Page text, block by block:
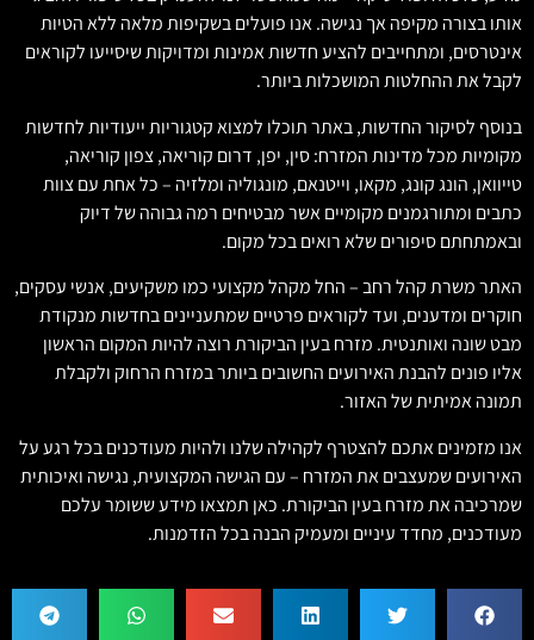
אותו בצורה מקיפה אך נגישה. אנו פועלים בשקיפות מלאה ללא הטיות
אינטרסים, ומתחייבים להציע חדשות אמינות ומדויקות שיסייעו לקוראים
לקבל את ההחלטות המושכלות ביותר.
בנוסף לסיקור החדשות, באתר תוכלו למצוא קטגוריות ייעודיות לחדשות
מקומיות מכל מדינות המזרח: סין, יפן, דרום קוריאה, צפון קוריאה,
טייוואן, הונג קונג, מקאו, וייטנאם, מונגוליה ומלזיה – כל אחת עם צוות
כתבים ומתורגמנים מקומיים אשר מבטיחים רמה גבוהה של דיוק
ובאמתחתם סיפורים שלא רואים בכל מקום.
האתר משרת קהל רחב – החל מקהל מקצועי כמו משקיעים, אנשי עסקים,
חוקרים ומדענים, ועד לקוראים פרטיים שמתעניינים בחדשות מנקודת
מבט שונה ואותנטית. מזרח בעין הביקורת רוצה להיות המקום הראשון
אליו פונים להבנת האירועים החשובים ביותר במזרח הרחוק ולקבלת
תמונה אמיתית של האזור.
אנו מזמינים אתכם להצטרף לקהילה שלנו ולהיות מעודכנים בכל רגע על
האירועים שמעצבים את המזרח – עם הגישה המקצועית, נגישה ואיכותית
שמרכיבה את מזרח בעין הביקורת. כאן תמצאו מידע ששומר עלכם
מעודכנים, מחדד עיניים ומעמיק הבנה בכל הזדמנות.